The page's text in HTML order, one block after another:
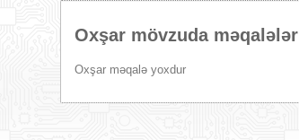
Oxşar mövzuda məqalələr
Oxşar məqalə yoxdur